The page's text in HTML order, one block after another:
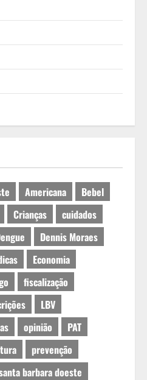
Americana
Bebel
Crianças
cuidados
Dennis Moraes
Economia
fiscalização
LBV
opinião
PAT
prevenção
barbara doeste